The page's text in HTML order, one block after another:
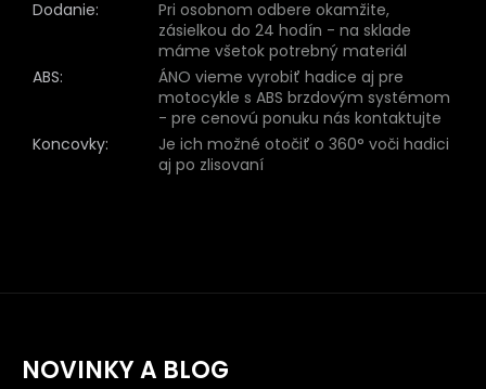
Dodanie:
Pri osobnom odbere okamžite,
zásielkou do 24 hodín - na sklade
máme všetok potrebný materiál
ABS:
ÁNO vieme vyrobiť hadice aj pre
motocykle s ABS brzdovým systémom
- pre cenovú ponuku nás kontaktujte
Koncovky:
Je ich možné otočiť o 360° voči hadici
aj po zlisovaní
NOVINKY A BLOG